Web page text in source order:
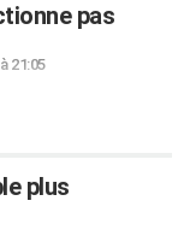
pas
21:05
plus